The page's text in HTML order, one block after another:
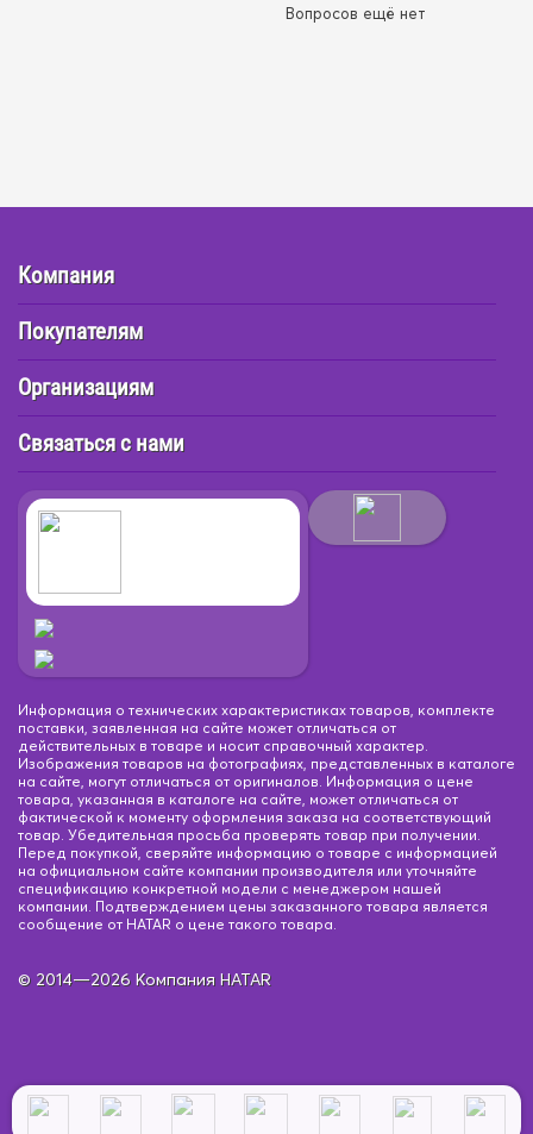
Вопросов ещё нет
Компания
Покупателям
Организациям
Связаться с нами
Информация о технических характеристиках товаров, комплекте
поставки, заявленная на сайте может отличаться от
действительных в товаре и носит справочный характер.
Изображения товаров на фотографиях, представленных в каталоге
на сайте, могут отличаться от оригиналов. Информация о цене
товара, указанная в каталоге на сайте, может отличаться от
фактической к моменту оформления заказа на соответствующий
товар. Убедительная просьба проверять товар при получении.
Перед покупкой, сверяйте информацию о товаре с информацией
на официальном сайте компании производителя или уточняйте
спецификацию конкретной модели с менеджером нашей
компании. Подтверждением цены заказанного товара является
сообщение от HATAR о цене такого товара.
© 2014—2026 Компания HATAR